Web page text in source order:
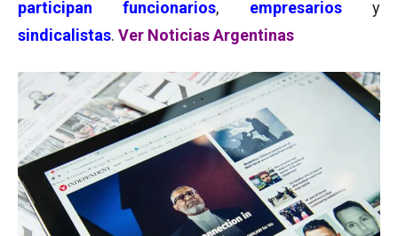
participan
funcionarios, empresarios
y
sindicalistas. Ver Noticias Argentinas